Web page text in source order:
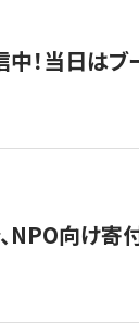
！当日はブ
NPO向け